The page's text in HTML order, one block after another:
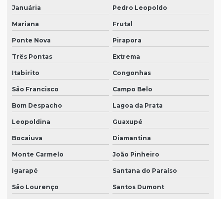
Januária Pedro Leopoldo
Mariana Frutal
Ponte Nova Pirapora
Três Pontas Extrema
Itabirito Congonhas
São Francisco Campo Belo
Bom Despacho Lagoa da Prata
Leopoldina Guaxupé
Bocaiuva Diamantina
Monte Carmelo João Pinheiro
Igarapé Santana do Paraíso
São Lourenço Santos Dumont